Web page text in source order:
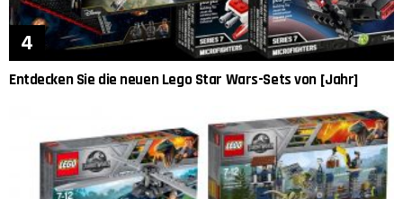
Entdecken Sie die neuen Lego Star Wars-Sets von [Jahr]